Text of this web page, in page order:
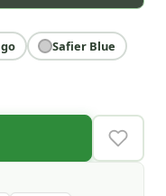
Safier Blue